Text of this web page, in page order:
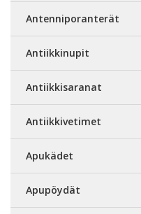
Antenniporanterät
Antiikkinupit
Antiikkisaranat
Antiikkivetimet
Apukädet
Apupöydät